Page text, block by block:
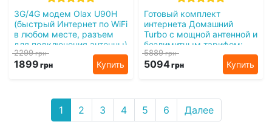
3G/4G модем Olax U90H
(быстрый Интернет по WiFi
в любом месте, разъем
для подключения антенны)
2299грн
1899 грн Купить
Готовый комплект
интернета Домашний
Turbo с мощной антенной и
безлимитным тарифом:
USB 4G Wi-Fi модем +
мощная антенна + адаптер
питания 4G / 3G / LTE
5889грн
5094грн Купить
1 2 3 4 5 6 Далее